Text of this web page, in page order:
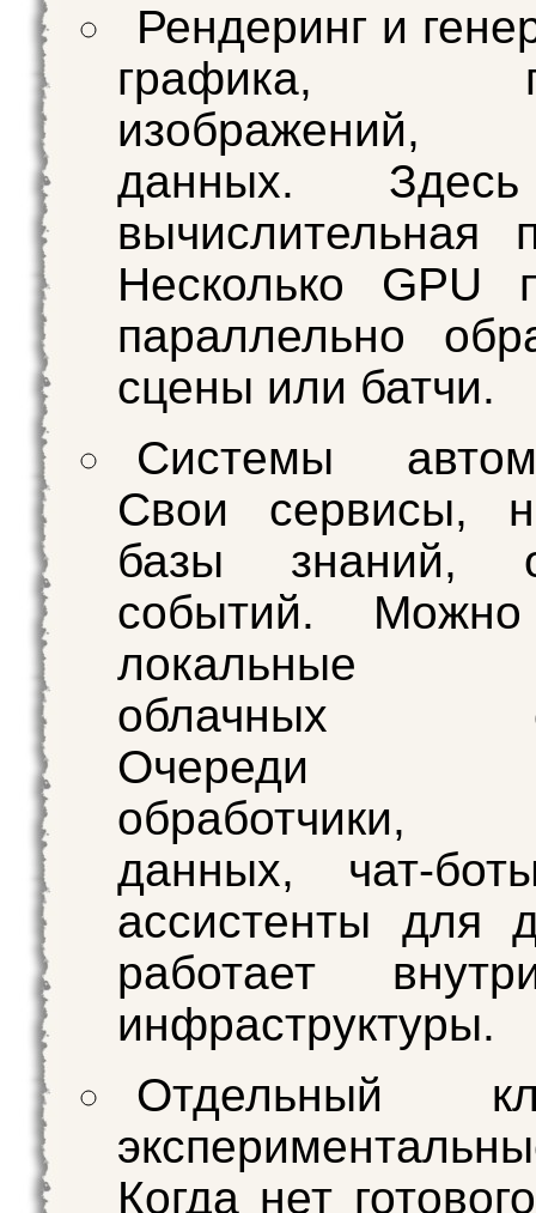
Рендеринг и
графика,
данных.
вычислительная
Несколько GPU
параллельно
сцены или батчи.
Системы
Свои сервисы,
базы знаний,
событий. Можно
локальные
облачных
Очереди
обработчики,
данных, чат-
ассистенты для
работает
инфраструктуры.
Отдельный
Когда нет